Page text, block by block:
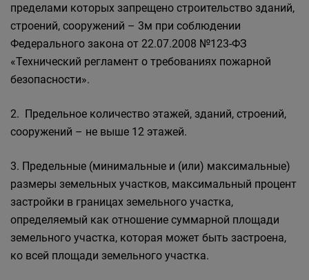
пределами которых запрещено строительство зданий,
строений, сооружений – 3м при соблюдении
Федерального закона от 22.07.2008 №123-ФЗ
«Технический регламент о требованиях пожарной
безопасности».
2. Предельное количество этажей, зданий, строений,
сооружений – не выше 12 этажей.
3. Предельные (минимальные и (или) максимальные)
размеры земельных участков, максимальный процент
застройки в границах земельного участка,
определяемый как отношение суммарной площади
земельного участка, которая может быть застроена,
ко всей площади земельного участка.